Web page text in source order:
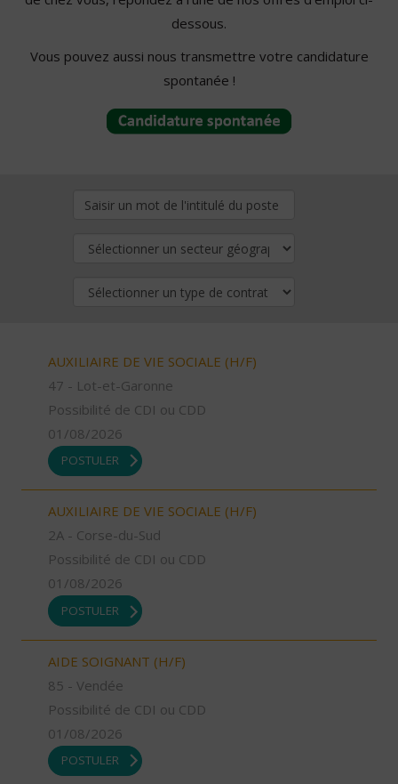
dessous.
Vous pouvez aussi nous transmettre votre candidature
spontanée !
AUXILIAIRE DE VIE SOCIALE (H/F)
47 - Lot-et-Garonne
Possibilité de CDI ou CDD
01/08/2026
POSTULER
AUXILIAIRE DE VIE SOCIALE (H/F)
2A - Corse-du-Sud
Possibilité de CDI ou CDD
01/08/2026
POSTULER
AIDE SOIGNANT (H/F)
85 - Vendée
Possibilité de CDI ou CDD
01/08/2026
POSTULER